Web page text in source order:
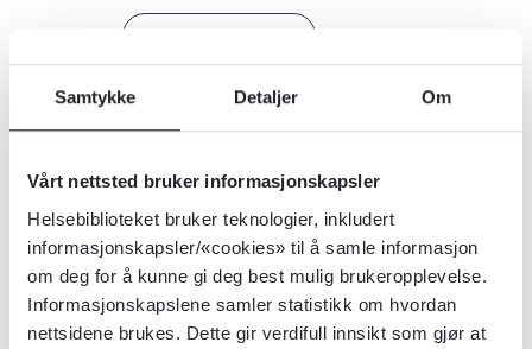
Samtykke Detaljer Om
Vårt nettsted bruker informasjonskapsler
Helsebiblioteket bruker teknologier, inkludert
informasjonskapsler/«cookies» til å samle informasjon
om deg for å kunne gi deg best mulig brukeropplevelse.
Informasjonskapslene samler statistikk om hvordan
nettsidene brukes. Dette gir verdifull innsikt som gjør at
Detaljer
Tilsyn med radon i skoler,
barnehager og utleieboliger
Helsedirektoratet 2016